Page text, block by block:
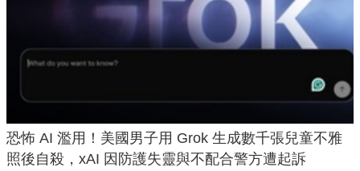
恐怖 AI 濫用！美國男子用 Grok 生成數千張兒童不雅
照後自殺，xAI 因防護失靈與不配合警方遭起訴